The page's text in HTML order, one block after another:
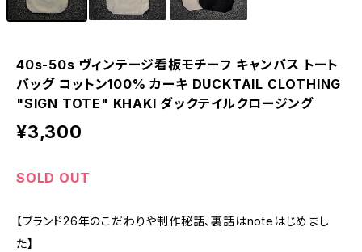
40s-50s ヴィンテージ看板モチーフ キャンバス トート
バッグ コットン100% カーキ DUCKTAIL CLOTHING
"SIGN TOTE" KHAKI ダックテイルクロージング
¥3,300
SOLD OUT
【ブランド26年のこだわりや制作秘話、裏話はnoteはじめまし
た】